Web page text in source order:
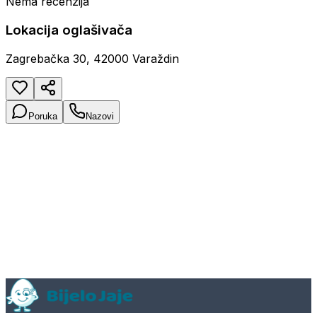
Lokacija oglašivača
Zagrebačka 30, 42000 Varaždin
Poruka Nazovi